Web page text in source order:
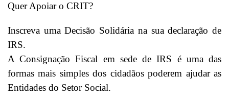
Quer Apoiar o CRIT?
Inscreva uma Decisão Solidária na sua declaração de
IRS.
A Consignação Fiscal em sede de IRS é uma das
formas mais simples dos cidadãos poderem ajudar as
Entidades do Setor Social.